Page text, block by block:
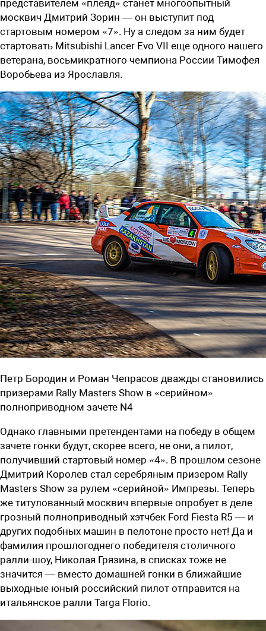
представителем «плеяд» станет многоопытный
москвич Дмитрий Зорин — он выступит под
стартовым номером «7». Ну а следом за ним будет
стартовать Mitsubishi Lancer Evo VII еще одного нашего
ветерана, восьмикратного чемпиона России Тимофея
Воробьева из Ярославля.
Петр Бородин и Роман Чепрасов дважды становились
призерами Rally Masters Show в «серийном»
полноприводном зачете N4
Однако главными претендентами на победу в общем
зачете гонки будут, скорее всего, не они, а пилот,
получивший стартовый номер «4». В прошлом сезоне
Дмитрий Королев стал серебряным призером Rally
Masters Show за рулем «серийной» Импрезы. Теперь
же титулованный москвич впервые опробует в деле
грозный полноприводный хэтчбек Ford Fiesta R5 — и
других подобных машин в пелотоне просто нет! Да и
фамилия прошлогоднего победителя столичного
ралли-шоу, Николая Грязина, в списках тоже не
значится — вместо домашней гонки в ближайшие
выходные юный российский пилот отправится на
итальянское ралли Targa Florio.